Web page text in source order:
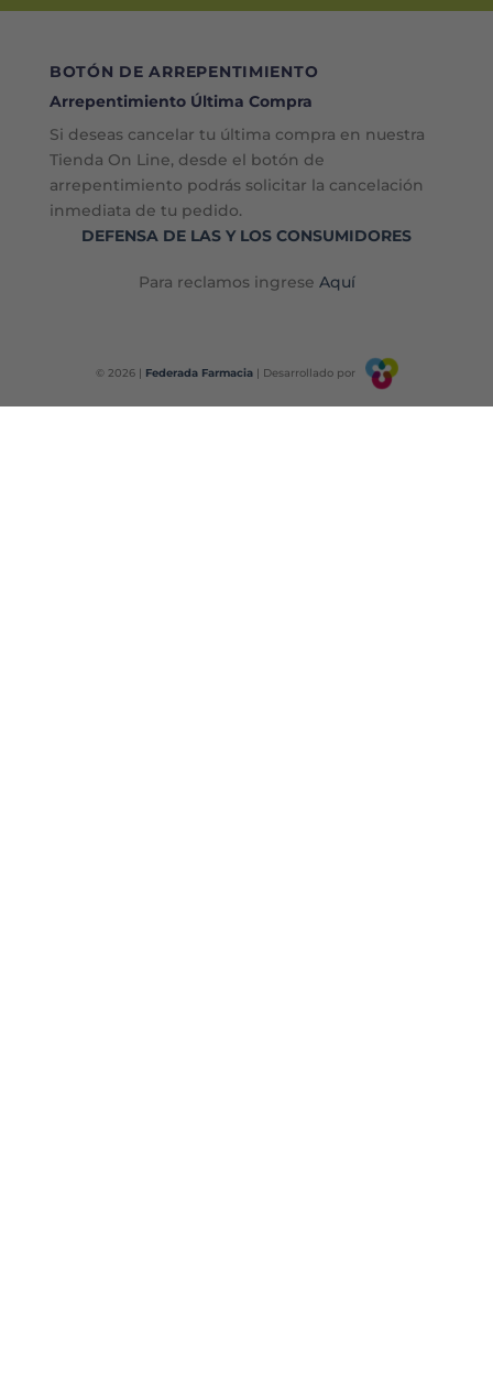
BOTÓN DE ARREPENTIMIENTO
Arrepentimiento Última Compra
Si deseas cancelar tu última compra en nuestra
Tienda On Line, desde el botón de
arrepentimiento podrás solicitar la cancelación
inmediata de tu pedido.
DEFENSA DE LAS Y LOS CONSUMIDORES
Para reclamos ingrese Aquí
© 2026 | Federada Farmacia| Desarrollado por